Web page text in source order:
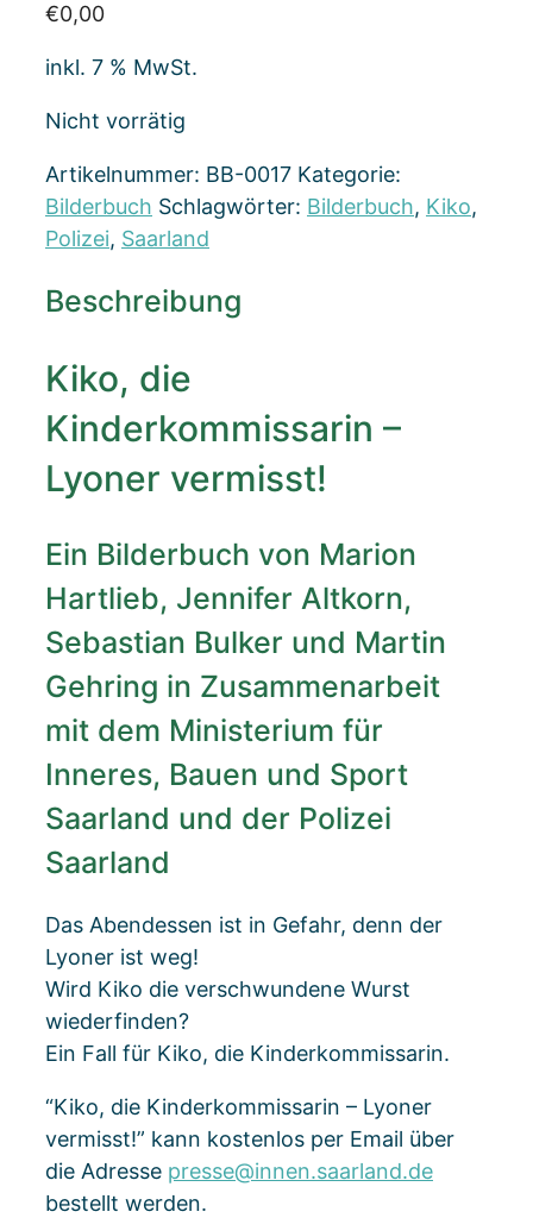
€0,00
inkl. 7 % MwSt.
Nicht vorrätig
Artikelnummer: BB-0017 Kategorie:
Bilderbuch Schlagwörter: Bilderbuch, Kiko,
Polizei, Saarland
Beschreibung
Kiko, die
Kinderkommissarin –
Lyoner vermisst!
Ein Bilderbuch von Marion
Hartlieb, Jennifer Altkorn,
Sebastian Bulker und Martin
Gehring in Zusammenarbeit
mit dem Ministerium für
Inneres, Bauen und Sport
Saarland und der Polizei
Saarland
Das Abendessen ist in Gefahr, denn der
Lyoner ist weg!
Wird Kiko die verschwundene Wurst
wiederfinden?
Ein Fall für Kiko, die Kinderkommissarin.
“Kiko, die Kinderkommissarin – Lyoner
vermisst!” kann kostenlos per Email über
die Adresse presse@innen.saarland.de
bestellt werden.